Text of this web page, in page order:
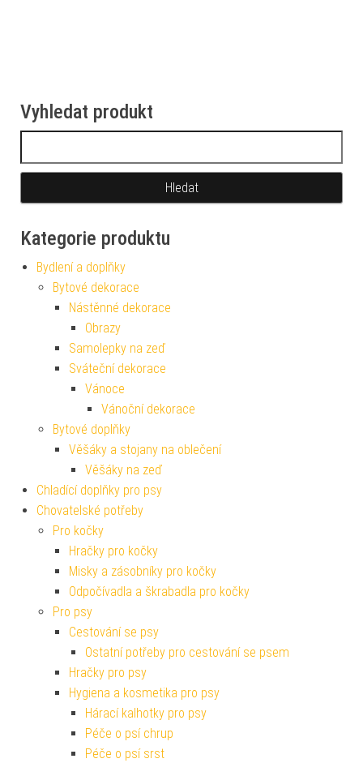
Vyhledat produkt
Kategorie produktu
Bydlení a doplňky
Bytové dekorace
Nástěnné dekorace
Obrazy
Samolepky na zeď
Sváteční dekorace
Vánoce
Vánoční dekorace
Bytové doplňky
Věšáky a stojany na oblečení
Věšáky na zeď
Chladící doplňky pro psy
Chovatelské potřeby
Pro kočky
Hračky pro kočky
Misky a zásobníky pro kočky
Odpočívadla a škrabadla pro kočky
Pro psy
Cestování se psy
Ostatní potřeby pro cestování se psem
Hračky pro psy
Hygiena a kosmetika pro psy
Hárací kalhotky pro psy
Péče o psí chrup
Péče o psí srst